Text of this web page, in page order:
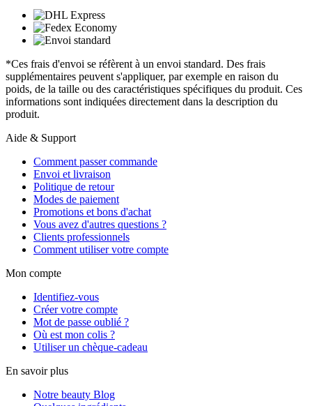
*Ces frais d'envoi se réfèrent à un envoi standard. Des frais
supplémentaires peuvent s'appliquer, par exemple en raison du
poids, de la taille ou des caractéristiques spécifiques du produit. Ces
informations sont indiquées directement dans la description du
produit.
Aide & Support
Comment passer commande
Envoi et livraison
Politique de retour
Modes de paiement
Promotions et bons d'achat
Vous avez d'autres questions ?
Clients professionnels
Comment utiliser votre compte
Mon compte
Identifiez-vous
Créer votre compte
Mot de passe oublié ?
Où est mon colis ?
Utiliser un chèque-cadeau
En savoir plus
Notre beauty Blog